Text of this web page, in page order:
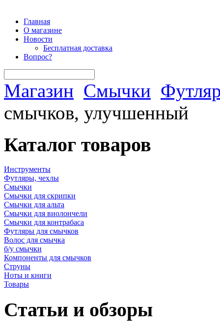
Главная
О магазине
Новости
Бесплатная доставка
Вопрос?
Магазин Смычки
смычков, улучшенный
Каталог товаров
Инструменты
Футляры, чехлы
Смычки
Смычки для скрипки
Смычки для альта
Смычки для виолончели
Смычки для контрабаса
Футляры для смычков
Волос для смычка
б/у смычки
Компоненты для смычков
Струны
Ноты и книги
Товары
Статьи и обзоры